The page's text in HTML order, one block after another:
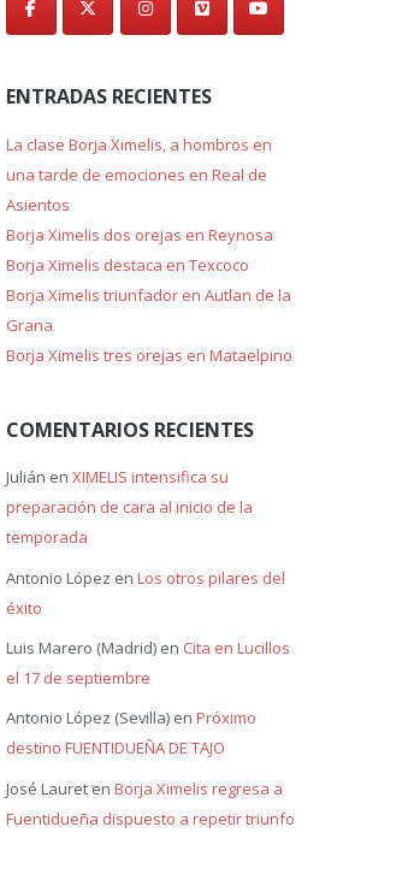
ENTRADAS RECIENTES
La clase Borja Ximelis, a hombros en
una tarde de emociones en Real de
Asientos
Borja Ximelis dos orejas en Reynosa
Borja Ximelis destaca en Texcoco
Borja Ximelis triunfador en Autlan de la
Grana
Borja Ximelis tres orejas en Mataelpino
COMENTARIOS RECIENTES
Julián en XIMELIS intensifica su
preparación de cara al inicio de la
temporada
Antonio López en Los otros pilares del
éxito
Luis Marero (Madrid)en Cita en Lucillos
el 17 de septiembre
Antonio López (Sevilla)en Próximo
destino FUENTIDUEÑA DE TAJO
José Laureten Borja Ximelis regresa a
Fuentidueña dispuesto a repetir triunfo